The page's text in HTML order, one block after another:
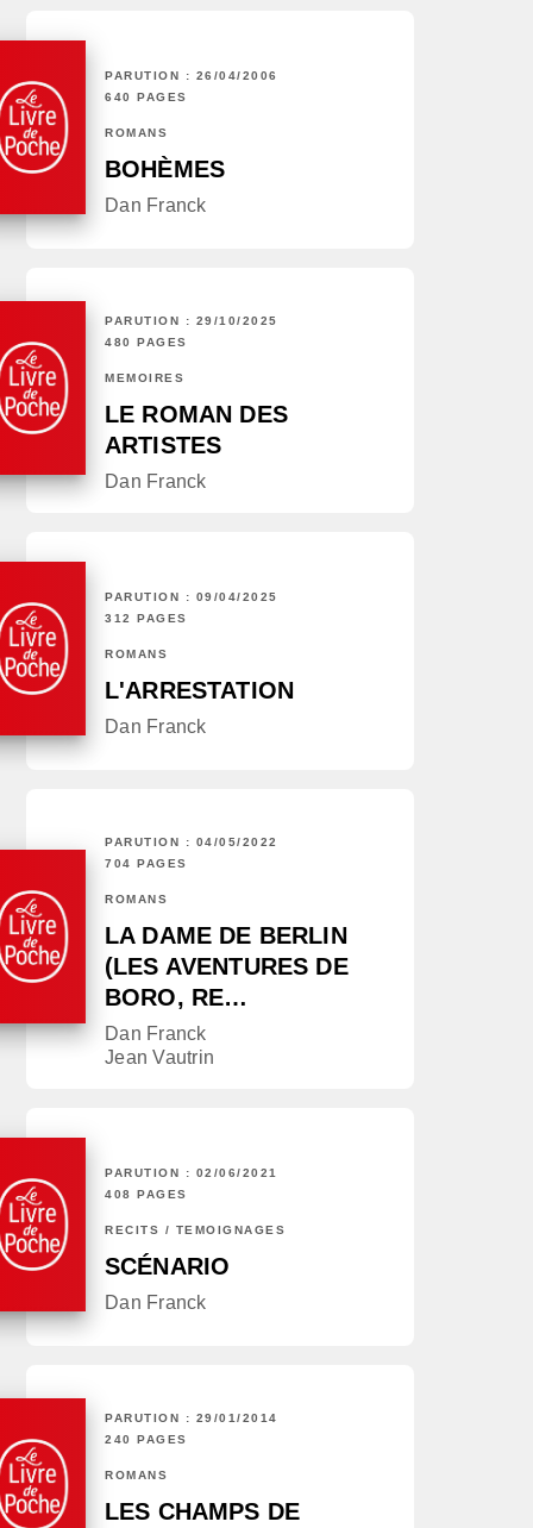
PARUTION : 26/04/2006
640 PAGES
ROMANS
BOHÈMES
Dan Franck
PARUTION : 29/10/2025
480 PAGES
MÉMOIRES
LE ROMAN DES
ARTISTES
Dan Franck
PARUTION : 09/04/2025
312 PAGES
ROMANS
L'ARRESTATION
Dan Franck
PARUTION : 04/05/2022
704 PAGES
ROMANS
LA DAME DE BERLIN
(LES AVENTURES DE
BORO, RE…
Dan Franck
Jean Vautrin
PARUTION : 02/06/2021
408 PAGES
RÉCITS / TÉMOIGNAGES
SCÉNARIO
Dan Franck
PARUTION : 29/01/2014
240 PAGES
ROMANS
LES CHAMPS DE